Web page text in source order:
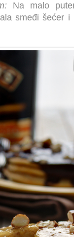
Na malo
smeđi šećer